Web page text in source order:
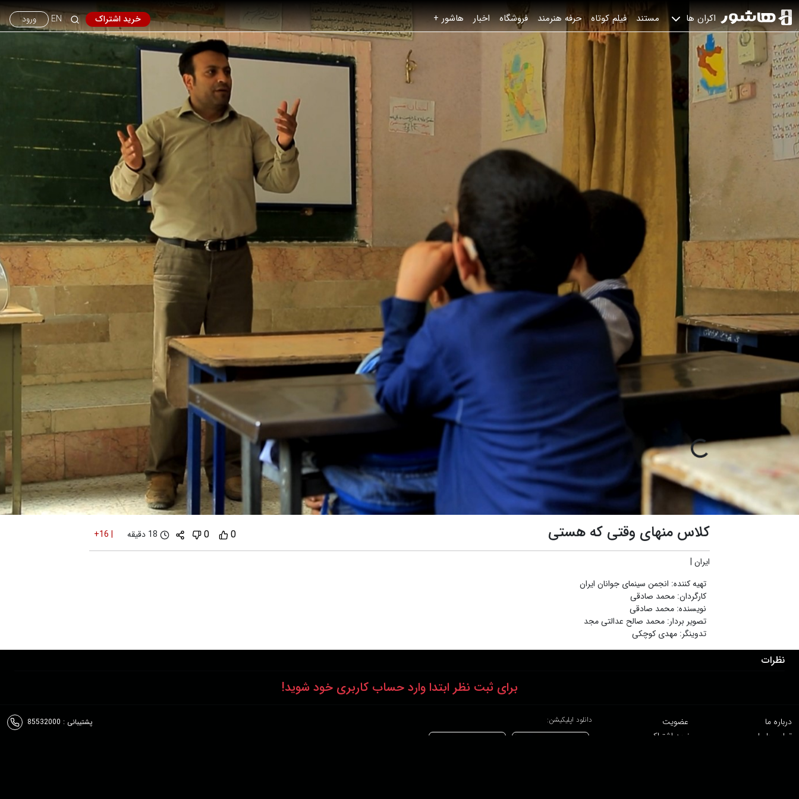
اکران ها مستند فیلم کوتاه حرفه هنرمند فروشگاه اخبار هاشور + خرید اشتراک EN ورود
کلاس منهای وقتی که هستی 0
0 18 دقیقه +16 |
ایران |
تهیه کننده: انجمن سینمای جوانان ایران
کارگردان: محمد صادقی
نویسنده: محمد صادقی
تصویر بردار: محمد صالح عدالتی مجد
تدوینگر: مهدی کوچکی
نظرات
برای ثبت نظر ابتدا وارد حساب کاربری خود شوید!
درباره ما
تماس با ما
عضویت
خرید اشتراک
دانلود اپلیکیشن: پشتیبانی : 85532000